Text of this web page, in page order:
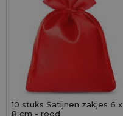
10 stuks Satijnen zakjes 6 x
8 cm - rood